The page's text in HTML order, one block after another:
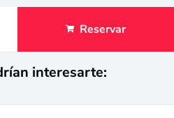
Reservar
interesarte: